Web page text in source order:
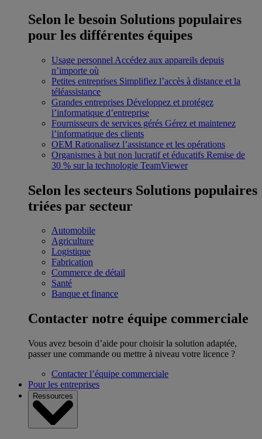
Selon le besoin Solutions populaires
pour les différentes équipes
Usage personnel Accédez aux appareils depuis
n’importe où
Petites entreprises Simplifiez l’accès à distance et la
téléassistance
Grandes entreprises Développez et protégez
l’informatique d’entreprise
Fournisseurs de services gérés Gérez et maintenez
l’informatique des clients
OEM Rationalisez l’assistance et les opérations
Organismes à but non lucratif et éducatifs Remise de
30 % sur la technologie TeamViewer
Selon les secteurs Solutions populaires
triées par secteur
Automobile
Agriculture
Logistique
Fabrication
Commerce de détail
Santé
Banque et finance
Contacter notre équipe commerciale
Vous avez besoin d’aide pour choisir la solution adaptée,
passer une commande ou mettre à niveau votre licence ?
Contacter l’équipe commerciale
Pour les entreprises
Ressources